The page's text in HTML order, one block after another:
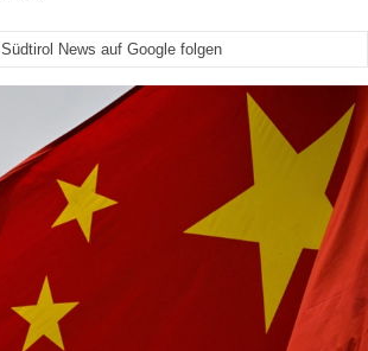
Südtirol News auf Google folgen